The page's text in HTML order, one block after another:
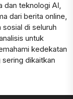
dan teknologi AI,
dari berita online,
di seluruh
untuk
kedekatan
dikaitkan